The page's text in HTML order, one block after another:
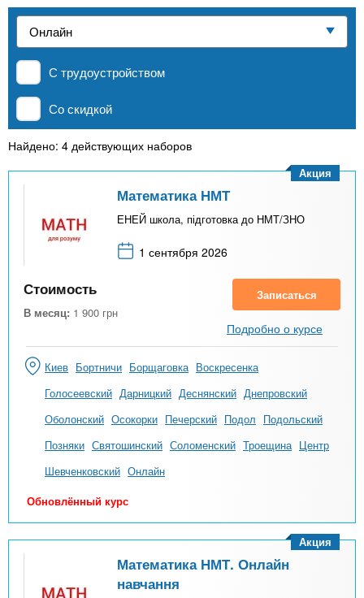
n
t
s
.
i
o
х
д
е
н
MBA
Онлайн курсы
За рубежом
С трудоустройством
Со скидкой
Найдено: 4 действующих наборов
Математика НМТ
ЕНЕЙ школа, підготовка до НМТ/ЗНО
1 сентября 2026
Акция
Стоимость
В месяц: 1 900 грн
Записаться
Подробно о курсе
Киев Бортничи Борщаговка Воскресенка
Голосеевский Дарницкий Деснянский Днепровский
Оболонский Осокорки Печерский Подол Подольский
Позняки Святошинский Соломенский Троещина Центр
Шевченковский Онлайн
Обновлённый курс
Математика НМТ. Онлайн
навчання
Акция